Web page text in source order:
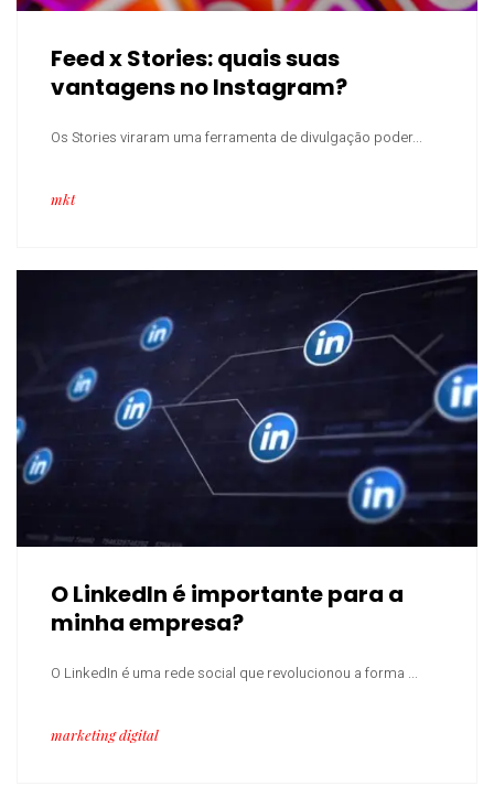
Feed x Stories: quais suas
vantagens no Instagram?
Os Stories viraram uma ferramenta de divulgação poder...
mkt
O LinkedIn é importante para a
minha empresa?
O LinkedIn é uma rede social que revolucionou a forma ...
marketing digital